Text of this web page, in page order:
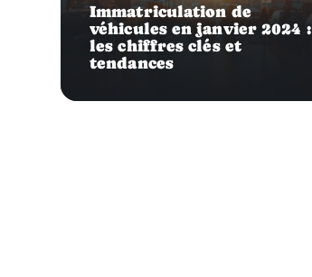
Immatriculation de
véhicules en janvier 2024 :
les chiffres clés et
tendances